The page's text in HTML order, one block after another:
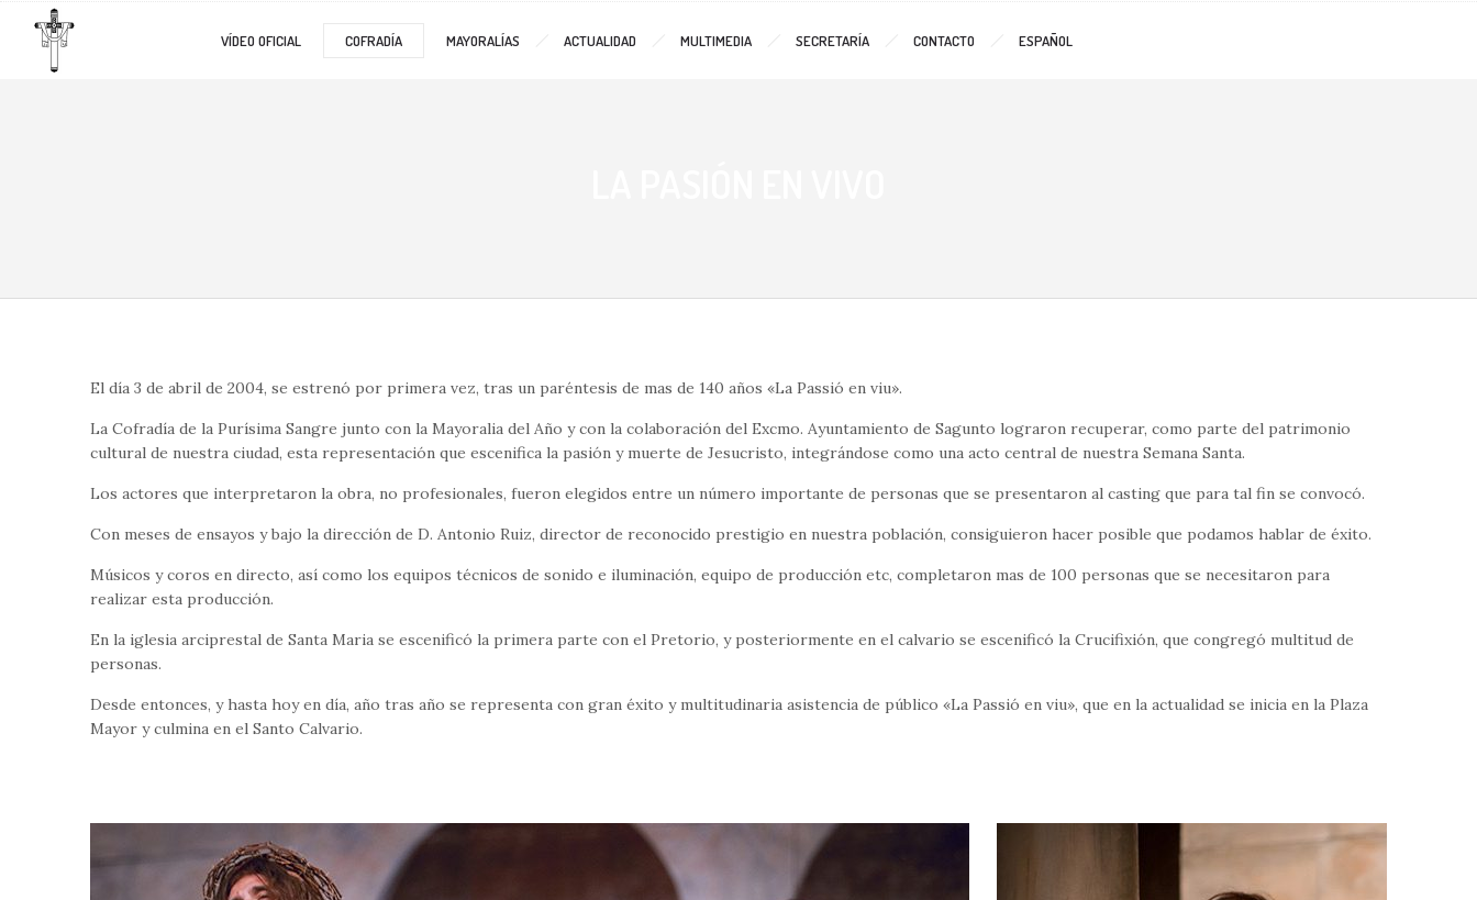
VÍDEO OFICIAL COFRADÍA MAYORALÍAS ACTUALIDAD MULTIMEDIA SECRETARÍA CONTACTO ESPAÑOL
El día 3 de abril de 2004, se estrenó por primera vez, tras un paréntesis de mas de 140 años «La Passió en viu».
La Cofradía de la Purísima Sangre junto con la Mayoralia del Año y con la colaboración del Excmo. Ayuntamiento de Sagunto lograron recuperar, como parte del patrimonio
cultural de nuestra ciudad, esta representación que escenifica la pasión y muerte de Jesucristo, integrándose como una acto central de nuestra Semana Santa.
Los actores que interpretaron la obra, no profesionales, fueron elegidos entre un número importante de personas que se presentaron al casting que para tal fin se convocó.
Con meses de ensayos y bajo la dirección de D. Antonio Ruiz, director de reconocido prestigio en nuestra población, consiguieron hacer posible que podamos hablar de éxito.
Músicos y coros en directo, así como los equipos técnicos de sonido e iluminación, equipo de producción etc, completaron mas de 100 personas que se necesitaron para
realizar esta producción.
En la iglesia arciprestal de Santa Maria se escenificó la primera parte con el Pretorio, y posteriormente en el calvario se escenificó la Crucifixión, que congregó multitud de
personas.
Desde entonces, y hasta hoy en día, año tras año se representa con gran éxito y multitudinaria asistencia de público «La Passió en viu», que en la actualidad se inicia en la Plaza
Mayor y culmina en el Santo Calvario.